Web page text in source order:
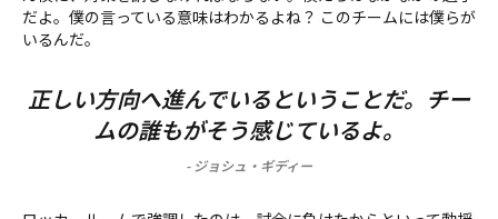
だよ。僕の言っている意味はわかるよね？ このチームには僕らが
いるんだ。
正しい方向へ進んでいるということだ。チー
ムの誰もがそう感じているよ。
- ジョシュ・ギディー